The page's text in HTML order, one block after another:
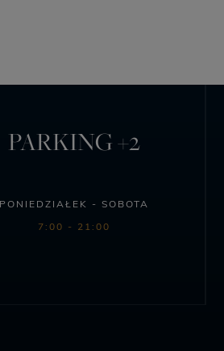
PARKING +2
PONIEDZIAŁEK - SOBOTA
7:00 - 21:00